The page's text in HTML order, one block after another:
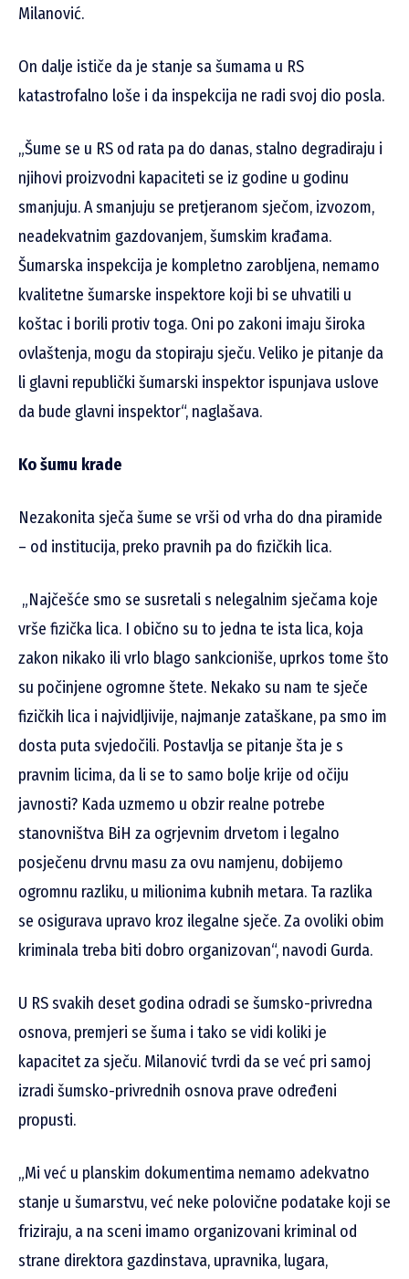
Milanović.
On dalje ističe da je stanje sa šumama u RS
katastrofalno loše i da inspekcija ne radi svoj dio posla.
„Šume se u RS od rata pa do danas, stalno degradiraju i
njihovi proizvodni kapaciteti se iz godine u godinu
smanjuju. A smanjuju se pretjeranom sječom, izvozom,
neadekvatnim gazdovanjem, šumskim krađama.
Šumarska inspekcija je kompletno zarobljena, nemamo
kvalitetne šumarske inspektore koji bi se uhvatili u
koštac i borili protiv toga. Oni po zakoni imaju široka
ovlaštenja, mogu da stopiraju sječu. Veliko je pitanje da
li glavni republički šumarski inspektor ispunjava uslove
da bude glavni inspektor“, naglašava.
Ko šumu krade
Nezakonita sječa šume se vrši od vrha do dna piramide
– od institucija, preko pravnih pa do fizičkih lica.
„Najčešće smo se susretali s nelegalnim sječama koje
vrše fizička lica. I obično su to jedna te ista lica, koja
zakon nikako ili vrlo blago sankcioniše, uprkos tome što
su počinjene ogromne štete. Nekako su nam te sječe
fizičkih lica i najvidljivije, najmanje zataškane, pa smo im
dosta puta svjedočili. Postavlja se pitanje šta je s
pravnim licima, da li se to samo bolje krije od očiju
javnosti? Kada uzmemo u obzir realne potrebe
stanovništva BiH za ogrjevnim drvetom i legalno
posječenu drvnu masu za ovu namjenu, dobijemo
ogromnu razliku, u milionima kubnih metara. Ta razlika
se osigurava upravo kroz ilegalne sječe. Za ovoliki obim
kriminala treba biti dobro organizovan“, navodi Gurda.
U RS svakih deset godina odradi se šumsko-privredna
osnova, premjeri se šuma i tako se vidi koliki je
kapacitet za sječu. Milanović tvrdi da se već pri samoj
izradi šumsko-privrednih osnova prave određeni
propusti.
„Mi već u planskim dokumentima nemamo adekvatno
stanje u šumarstvu, već neke polovične podatake koji se
friziraju, a na sceni imamo organizovani kriminal od
strane direktora gazdinstava, upravnika, lugara,